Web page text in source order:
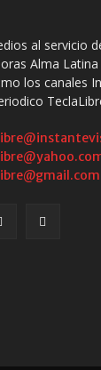
al servicio
Alma
los canales